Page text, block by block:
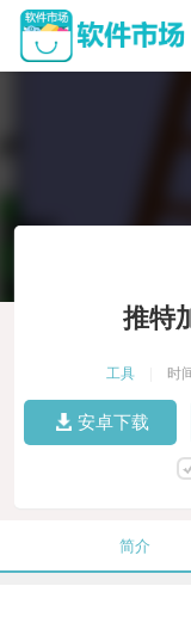
推特
工具 时
安卓下载
简介